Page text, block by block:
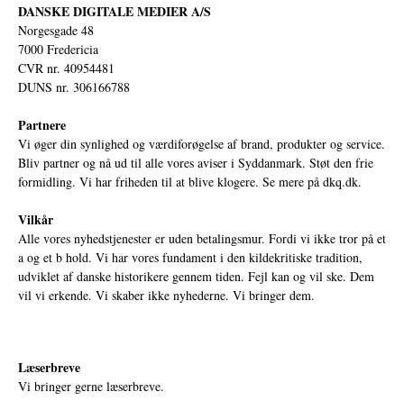
DANSKE DIGITALE MEDIER A/S
Norgesgade 48
7000 Fredericia
CVR nr. 40954481
DUNS nr. 306166788
Partnere
Vi øger din synlighed og værdiforøgelse af brand, produkter og service.
Bliv partner og nå ud til alle vores aviser i Syddanmark. Støt den frie
formidling. Vi har friheden til at blive klogere. Se mere på dkq.dk.
Vilkår
Alle vores nyhedstjenester er uden betalingsmur. Fordi vi ikke tror på et
a og et b hold. Vi har vores fundament i den kildekritiske tradition,
udviklet af danske historikere gennem tiden. Fejl kan og vil ske. Dem
vil vi erkende. Vi skaber ikke nyhederne. Vi bringer dem.
Læserbreve
Vi bringer gerne læserbreve.